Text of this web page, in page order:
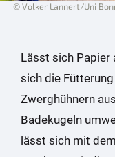
Lässt sich Papier
sich die
Zwerghühnern
Badekugeln
lässt sich mit
© Volker Lannert/Uni